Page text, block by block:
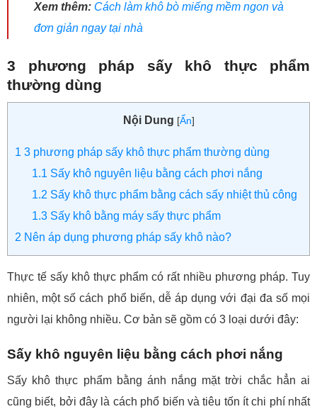
Xem thêm: Cách làm khô bò miếng mềm ngon và
đơn giản ngay tại nhà
3 phương pháp sấy khô thực phẩm
thường dùng
Nội Dung [Ẩn]
1 3 phương pháp sấy khô thực phẩm thường dùng
1.1 Sấy khô nguyên liệu bằng cách phơi nắng
1.2 Sấy khô thực phẩm bằng cách sấy nhiệt thủ công
1.3 Sấy khô bằng máy sấy thực phẩm
2 Nên áp dụng phương pháp sấy khô nào?
Thực tế sấy khô thực phẩm có rất nhiều phương pháp. Tuy
nhiên, một số cách phổ biến, dễ áp dụng với đại đa số mọi
người lại không nhiều. Cơ bản sẽ gồm có 3 loại dưới đây:
Sấy khô nguyên liệu bằng cách phơi nắng
Sấy khô thực phẩm bằng ánh nắng mặt trời chắc hẳn ai
cũng biết, bởi đây là cách phổ biến và tiêu tốn ít chi phí nhất